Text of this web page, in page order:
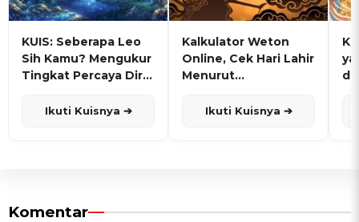
KUIS: Seberapa Leo
Sih Kamu? Mengukur
Tingkat Percaya Diri
Ikuti Kuisnya ➔
Kalkulator Weton
Online, Cek Hari Lahir
Menurut
Ikuti Kuisnya ➔
Komentar